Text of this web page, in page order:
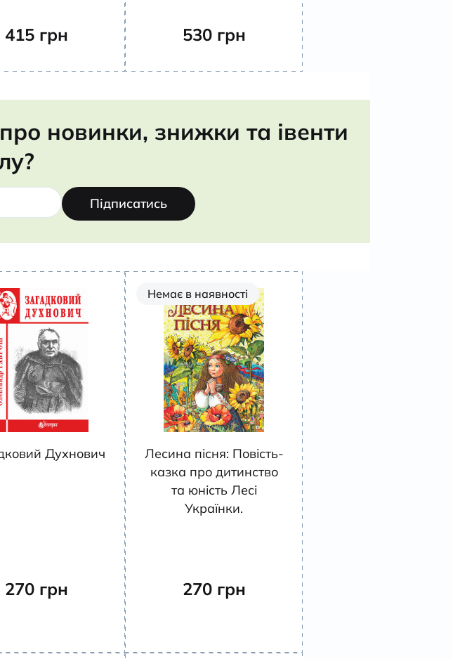
415 грн 530 грн
новинки, знижки та івенти
Підписатись
Духнович
270 грн
Немає в наявності
Лесина пісня: Повість-
казка про дитинство
та юність Лесі
Українки.
270 грн